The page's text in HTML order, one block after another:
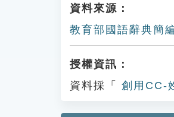
資料來源：
教育部國語辭典簡
授權資訊：
資料採「
創用CC-